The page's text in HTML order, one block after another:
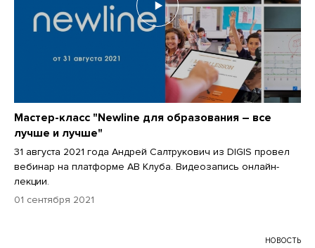
Мастер-класс "Newline для образования – все
лучше и лучше"
31 августа 2021 года Андрей Салтрукович из DIGIS провел
вебинар на платформе АВ Клуба. Видеозапись онлайн-
лекции.
01 сентября 2021
НОВОСТЬ